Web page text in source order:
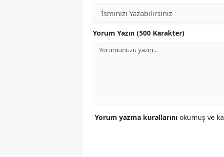
Yorum Yazın (500 Karakter)
Yorum yazma kurallarını okumuş ve